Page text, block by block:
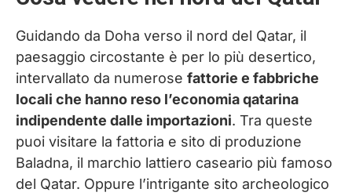
Guidando da Doha verso il nord del Qatar, il
paesaggio circostante è per lo più desertico,
intervallato da numerose fattorie e fabbriche
locali che hanno reso l’economia qatarina
indipendente dalle importazioni. Tra queste
puoi visitare la fattoria e sito di produzione
Baladna, il marchio lattiero caseario più famoso
del Qatar. Oppure l’intrigante sito archeologico